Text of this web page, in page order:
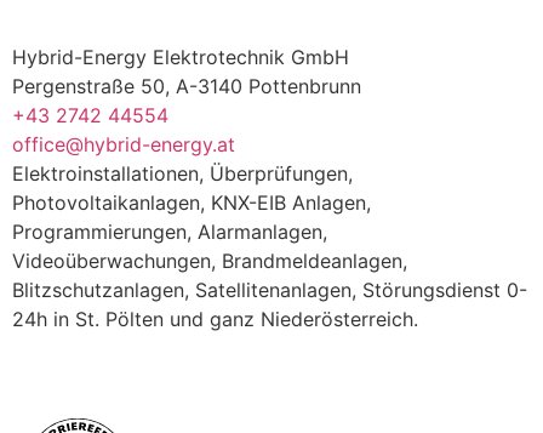
Hybrid-Energy Elektrotechnik GmbH
Pergenstraße 50, A-3140 Pottenbrunn
+43 2742 44554
office@hybrid-energy.at
Elektroinstallationen, Überprüfungen,
Photovoltaikanlagen, KNX-EIB Anlagen,
Programmierungen, Alarmanlagen,
Videoüberwachungen, Brandmeldeanlagen,
Blitzschutzanlagen, Satellitenanlagen, Störungsdienst 0-
24h in St. Pölten und ganz Niederösterreich.